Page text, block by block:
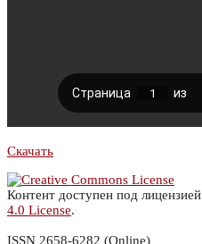
Скачать
Контент доступен под лицензией
4.0 License.
ISSN 2658-6282 (Online)